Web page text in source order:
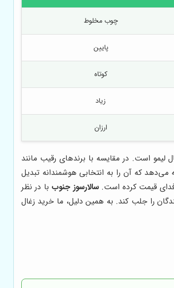
چوب مخلوط
پایین
کوتاه
زیاد
ارزان
لیمو است. در مقایسه با برندهای رقیب مانند
می‌دهد که آن را به انتخابی هوشمندانه تبدیل
فدای قیمت کرده است.سالارسوز جنوب با در نظر
را جلب کند. به همین دلیل، ما خرید زغال